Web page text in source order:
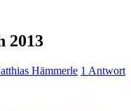
2013
Hämmerle 1 Antwort